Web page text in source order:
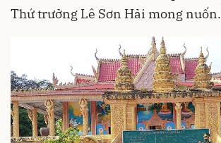
Thứ trưởng Lê Sơn Hải mong nuốn.